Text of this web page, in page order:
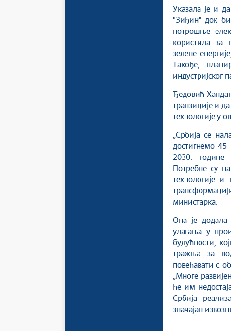
Указала је и
"Зиђин" док
потрошње
користила за
зелене
Такође,
индустријског
Ђедовић
транзиције и
технологије у
„Србија се
достигнемо
2030. године
Потребне су
технологије
министарка.
Она је додала
улагања у
будућности,
тражња за
повећавати с
„Многе
ће им
Србија
значајан